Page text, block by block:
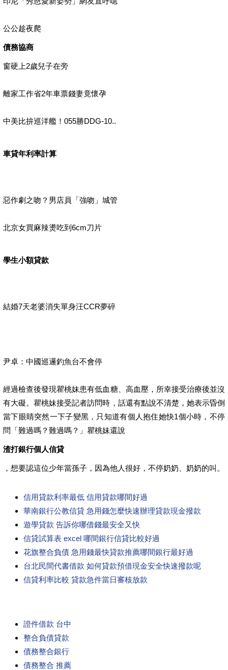
公公趁夜爬
債務協商
窗硬上2歲兒子在旁
離家工作省2年車票錢妻竟懷孕
中美比拚巡洋艦！055勝DDG-10..
車貸年利率計算
惡作劇之吻？男店員「強吻」城管
北京女買麻辣燙吃到6cm刀片
學生小額貸款
結婚7天老婆消失單身汪CCR夢碎
尹卓：中國巡邏釣魚台不會停
經過檢查後發現瞿桃妹患有低血糖、高血壓，所幸接受治療後並沒
有大礙。瞿桃妹接受記者訪問時，話還有點說不清楚，她表示昏倒
當下眼睛突然一下子變黑，只知道有個人抱住她快1個小時，不停
問「難過嗎？難過嗎？」瞿桃妹還說
渣打銀行個人信貸
，想要認這位少年當孫子，因為他人很好，不停奶奶、奶奶的叫。
信用貸款利率最低 信用貸款哪間好過
華南銀行公教信貸 急用錢怎麼快速辦理貸款現金撥款
遊學貸款 告訴你哪借錢最安全又快
信貸試算表 excel 哪間銀行信貸比較好過
花旗整合負債 急用錢最快貸款推薦哪間銀行最好過
台北民間代書借款 如何貸款預借現金安全快速撥款呢
信貸利率比較 貸款急件當日審核放款
證件借款 台中
整合負債貸款
債務整合銀行
債務整合 推薦